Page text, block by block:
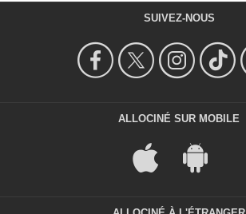
SUIVEZ-NOUS
ALLOCINÉ SUR MOBILE